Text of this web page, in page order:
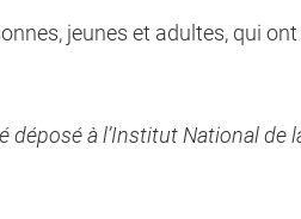
jeunes et adultes, qui
déposé à l’Institut National